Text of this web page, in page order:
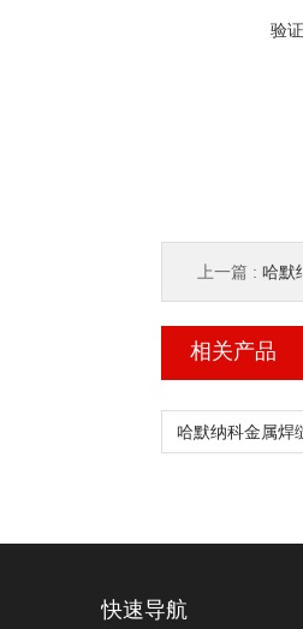
验
上一篇 : 哈默
相关产品
快速导航